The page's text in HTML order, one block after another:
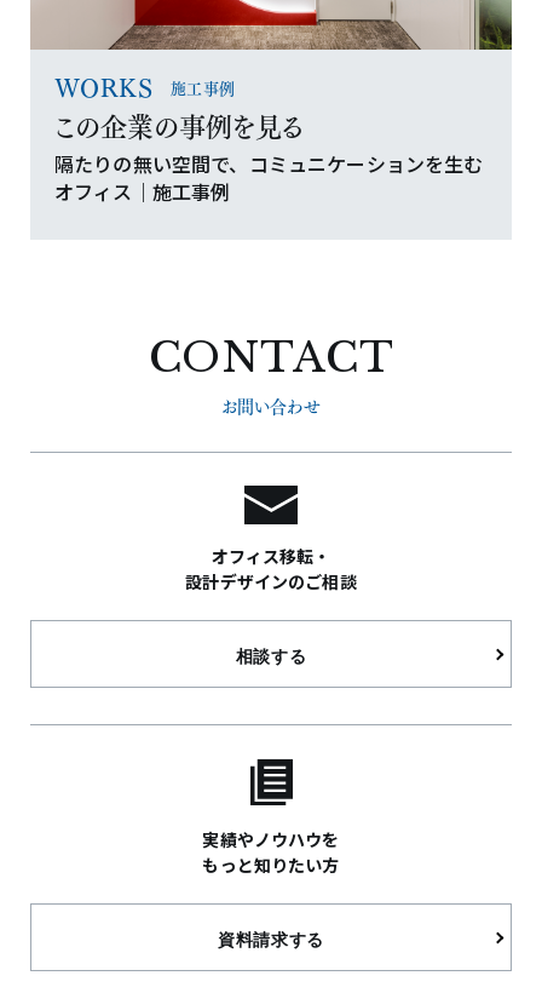
WORKS 施工事例
この企業の事例を見る
隔たりの無い空間で、コミュニケーションを生む
オフィス｜施工事例
CONTACT
お問い合わせ
オフィス移転・
設計デザインのご相談
相談する
実績やノウハウを
もっと知りたい方
資料請求する